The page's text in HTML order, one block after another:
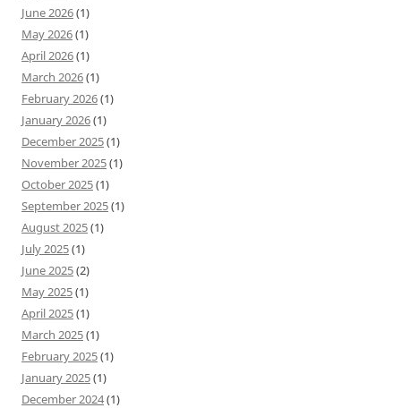
June 2026(1)
May 2026(1)
April 2026(1)
March 2026(1)
February 2026(1)
January 2026(1)
December 2025(1)
November 2025(1)
October 2025(1)
September 2025(1)
August 2025(1)
July 2025(1)
June 2025(2)
May 2025(1)
April 2025(1)
March 2025(1)
February 2025(1)
January 2025(1)
December 2024(1)